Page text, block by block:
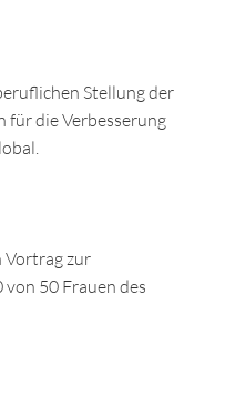
Stellung der
für die Verbesserung
Vortrag zur
50 Frauen des